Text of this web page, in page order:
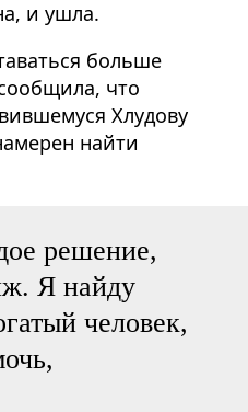
и ушла.
больше
что
Хлудову
найти
решение,
Я найду
человек,